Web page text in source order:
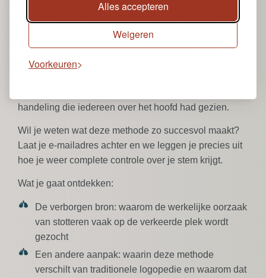
Alles accepteren
Weigeren
Voorkeuren
De meeste mensen die stotteren hebben al van alles
geprobeerd. De algemene opvatting is vaak dat je er
maar mee moet leren leven. Maar bij Del Ferro kijken
handeling die iedereen over het hoofd had gezien.
Wil je weten wat deze methode zo succesvol maakt?
Laat je e-mailadres achter en we leggen je precies uit
hoe je weer complete controle over je stem krijgt.
Wat je gaat ontdekken:
De verborgen bron: waarom de werkelijke oorzaak
van stotteren vaak op de verkeerde plek wordt
gezocht
Een andere aanpak: waarin deze methode
verschilt van traditionele logopedie en waarom dat